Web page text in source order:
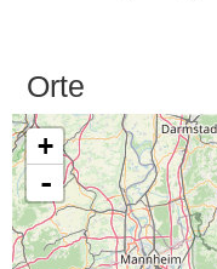
Orte
+
-